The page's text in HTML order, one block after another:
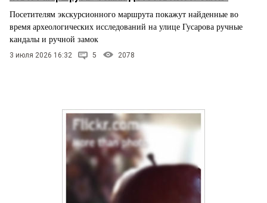
Посетителям экскурсионного маршрута покажут найденные во
время археологических исследований на улице Гусарова ручные
кандалы и ручной замок
3 июля 2026 16:32 5 2078